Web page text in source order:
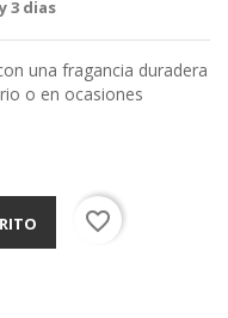
3 dias
una fragancia duradera
o en ocasiones
favorite_border